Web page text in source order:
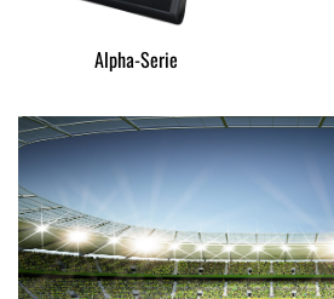
Alpha-Serie